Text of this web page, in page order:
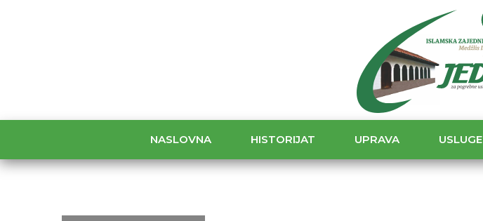
NASLOVNA HISTORIJAT UPRAVA USLUGE